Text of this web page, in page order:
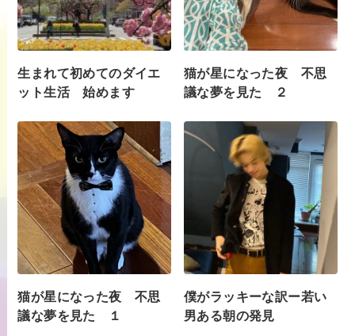
生まれて初めてのダイエ
ット生活 始めます
猫が星になった夜 不思
議な夢を見た ２
猫が星になった夜 不思
議な夢を見た １
僕がラッキーな訳ー若い
男ある朝の発見